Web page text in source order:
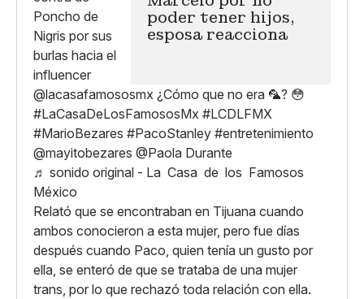
poder tener hijos,
esposa reacciona
@lacasafamososmx ¿Cómo que no era 🦜? 😳
#LaCasaDeLosFamososMx #LCDLFMX
#MarioBezares #PacoStanley #entretenimiento
@mayitobezares @Paola Durante
♬ sonido original - La Casa de los Famosos
México
Relató que se encontraban en Tijuana cuando
ambos conocieron a esta mujer, pero fue días
después cuando Paco, quien tenía un gusto por
ella, se enteró de que se trataba de una mujer
trans, por lo que rechazó toda relación con ella.